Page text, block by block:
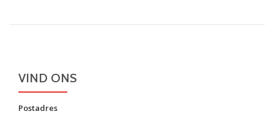
VIND ONS
Postadres